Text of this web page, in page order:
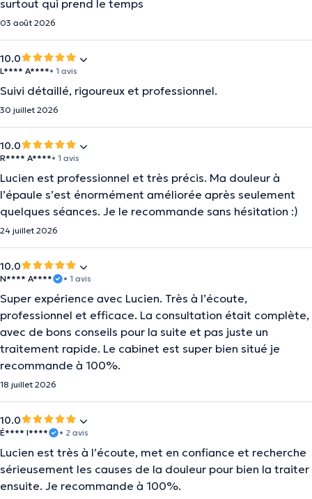
surtout qui prend le temps
03 août 2026
10.0
L**** A****• 1 avis
Suivi détaillé, rigoureux et professionnel.
30 juillet 2026
10.0
R**** A****• 1 avis
Lucien est professionnel et très précis. Ma douleur à
l’épaule s’est énormément améliorée après seulement
quelques séances. Je le recommande sans hésitation :)
24 juillet 2026
10.0
N**** A**** • 1 avis
Super expérience avec Lucien. Très à l’écoute,
professionnel et efficace. La consultation était complète,
avec de bons conseils pour la suite et pas juste un
traitement rapide. Le cabinet est super bien situé je
recommande à 100%.
18 juillet 2026
10.0
É**** I**** • 2 avis
Lucien est très à l’écoute, met en confiance et recherche
sérieusement les causes de la douleur pour bien la traiter
ensuite. Je recommande à 100%.